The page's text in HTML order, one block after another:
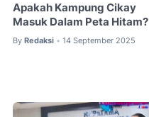
Apakah Kampung Cikay
Masuk Dalam Peta Hitam?
By Redaksi • 14 September 2025